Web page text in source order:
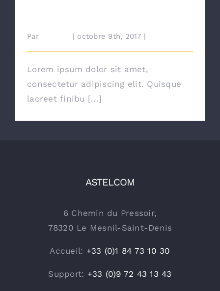
Par | octobre 9th, 2017 |
Lorem ipsum dolor sit amet,
consectetur adipiscing elit. Quisque
laoreet finibu [...]
ASTELCOM
6 Chemin du Pressoir,
78320 Le Mesnil-Saint-Denis
Accueil: +33 (0)1 84 73 10 30
Support: +33 (0)9 72 43 13 43